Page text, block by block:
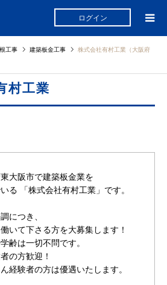
ログイン
工事 建築板金工事
株式会社有村工業（大阪府
村工業
大阪市で建築板金業を
る 「株式会社有村工業」です。
につき、
いて下さる方を大募集します！
齢は一切不問です。
の方歓迎！
経験者の方は優遇いたします。